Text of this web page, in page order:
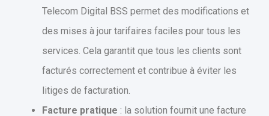
Telecom Digital BSS permet des modifications et
des mises à jour tarifaires faciles pour tous les
services. Cela garantit que tous les clients sont
facturés correctement et contribue à éviter les
litiges de facturation.
Facture pratique : la solution fournit une facture